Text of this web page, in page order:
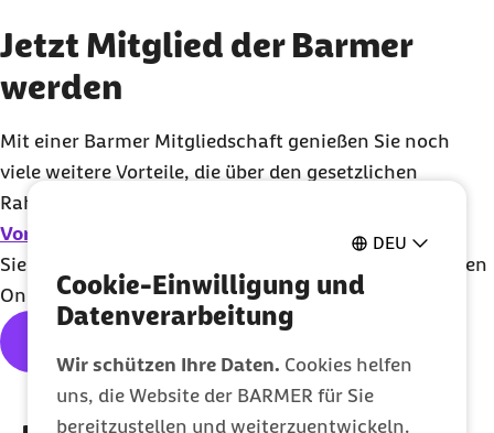
DEU
Cookie-Einwilligung und
Datenverarbeitung
Wir schützen Ihre Daten. Cookies helfen
uns, die Website der BARMER für Sie
bereitzustellen und weiterzuentwickeln.
Jetzt Mitglied der Barmer
werden
Mit einer Barmer Mitgliedschaft genießen Sie noch
viele weitere Vorteile, die über den gesetzlichen
Rahmen hinausgehen. Nutzen Sie einfach unseren
Vorteilsrechner
Sie sind überzeugt von der Barmer? Dann füllen Sie den
Online-Antrag aus und werden Sie jetzt Mitglied.